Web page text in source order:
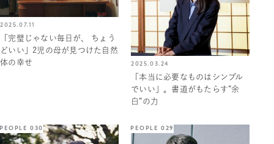
2025.07.11
「完璧じゃない毎日が、 ちょう
どいい」2児の母が見つけた自然
体の幸せ
2025.03.24
「本当に必要なものはシンプル
でいい」。書道がもたらす”余
白”の力
PEOPLE 030 PEOPLE 029